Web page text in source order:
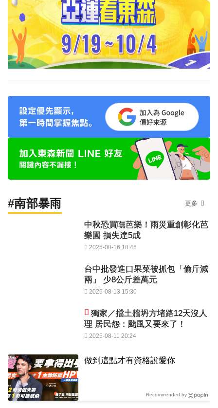
#南部暴雨 更多
中秋恐買嘸芭樂！雨災重創彰化芭
樂園 損失達5成
2025-08-16 18:46
台中批發進口果菜被抓包「偷斤減
兩」 少8公斤差萬元
2025-08-13 15:30
獨家／擋土牆坍方堵路12天沒人
理 居民怨：颱風又要來了！
2025-08-11 20:24
做到這點才有資格說愛你
PR
Recommended by